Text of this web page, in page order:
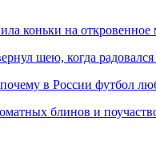
коньки на
шею, когда радовался
в России футбол
блинов и